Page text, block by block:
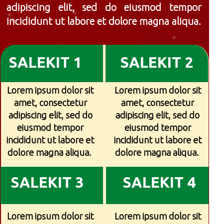
adipiscing elit, sed do eiusmod tempor
incididunt ut labore et dolore magna aliqua.
SALEKIT 1 SALEKIT 2
SALEKIT 3 SALEKIT 4
Lorem ipsum dolor sit
amet, consectetur
adipiscing elit, sed do
eiusmod tempor
incididunt ut labore et
dolore magna aliqua.
Lorem ipsum dolor sit
Lorem ipsum dolor sit
amet, consectetur
adipiscing elit, sed do
eiusmod tempor
incididunt ut labore et
dolore magna aliqua.
Lorem ipsum dolor sit